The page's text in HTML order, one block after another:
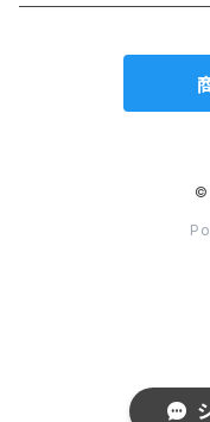
自然のモチーフのステン
©